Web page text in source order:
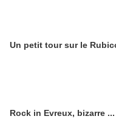
Un petit tour sur le
Rock in Evreux, bizarre